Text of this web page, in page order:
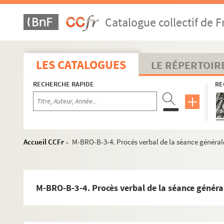
Catalogue collectif de
LES CATALOGUES LE
RECHERCHE RAPIDE
Accueil CCFr > M-BRO-B-3-4. Procès verbal de la séance
M-BRO-B-3-4. Procès verbal de la séance